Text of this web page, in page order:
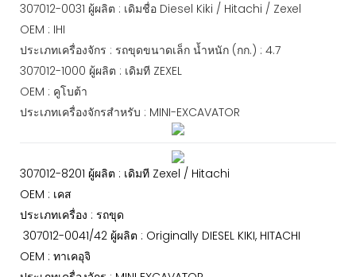
307012-0031 ผู้ผลิต : เดิมชื่อ Diesel Kiki / Hitachi / Zexel
OEM : IHI
ประเภทเครื่องจักร : รถขุดขนาดเล็ก น้ำหนัก (กก.) : 4.7
307012-1000 ผู้ผลิต : เดิมที ZEXEL
OEM : คูโบต้า
ประเภทเครื่องจักรสำหรับ : MINI-EXCAVATOR
307012-8201 ผู้ผลิต : เดิมที Zexel / Hitachi
OEM : เคส
ประเภทเครื่อง : รถขุด
307012-0041/42 ผู้ผลิต : Originally DIESEL KIKI, HITACHI
OEM : ทาเคอุจิ